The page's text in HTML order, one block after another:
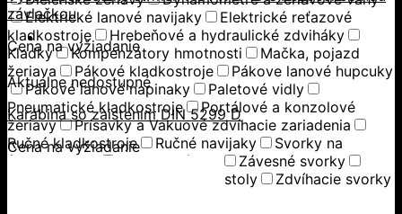
Elektrické lanové navijaky
Elektrické reťazové
kladkostroje
Hrebeňové a hydraulické zdviháky
Kladky
Kompenzátory hmotnosti
Mačka, pojazd
žeriava
Pákové kladkostroje
Pákove lanové hupcuky
Pákové lanové napinaky
Paletové vidly
Pneumatické kladkostroje
Portálové a konzolové
žeriavy
Prísavky a Vakuové zdvíhacie zariadenia
Ručné kladkostroje
Ručné navijaky
Svorky na
ťahanie paliet
Vedenie káblov
Závesné svorky
Zdvíhacie stoly
Zdvíhacie svorky
závlačkou
Cena na vyžiadanie
Aktuálne nedostupné
Karábina so zaistením DIN 5299 D
Cena na vyžiadanie